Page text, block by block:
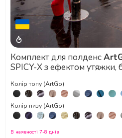
Комплект для полденс
SPICY-X з ефектом утяжки,
Колір топу (ArtGo)
Колір низу (ArtGo)
В наявності 7-8 днів